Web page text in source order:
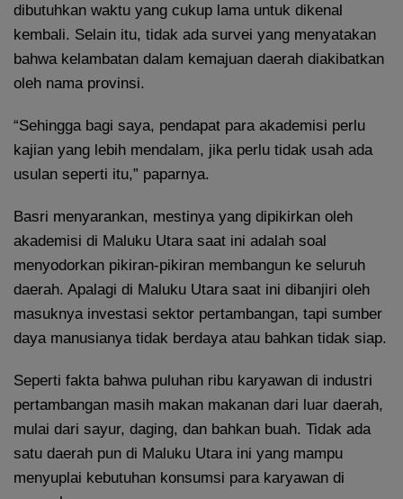
dibutuhkan waktu yang cukup lama untuk dikenal
kembali. Selain itu, tidak ada survei yang menyatakan
bahwa kelambatan dalam kemajuan daerah diakibatkan
oleh nama provinsi.
“Sehingga bagi saya, pendapat para akademisi perlu
kajian yang lebih mendalam, jika perlu tidak usah ada
usulan seperti itu,” paparnya.
Basri menyarankan, mestinya yang dipikirkan oleh
akademisi di Maluku Utara saat ini adalah soal
menyodorkan pikiran-pikiran membangun ke seluruh
daerah. Apalagi di Maluku Utara saat ini dibanjiri oleh
masuknya investasi sektor pertambangan, tapi sumber
daya manusianya tidak berdaya atau bahkan tidak siap.
Seperti fakta bahwa puluhan ribu karyawan di industri
pertambangan masih makan makanan dari luar daerah,
mulai dari sayur, daging, dan bahkan buah. Tidak ada
satu daerah pun di Maluku Utara ini yang mampu
menyuplai kebutuhan konsumsi para karyawan di